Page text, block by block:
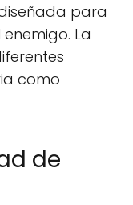
para
La
como
de